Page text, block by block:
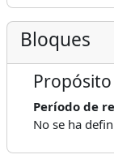
Bloques
Propósito
Período de
No se ha